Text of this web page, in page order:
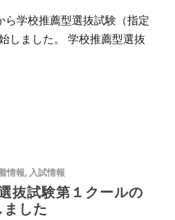
ら学校推薦型選抜試験（指定
しました。 学校推薦型選抜
情報,入試情報
抜試験第１クールの
した